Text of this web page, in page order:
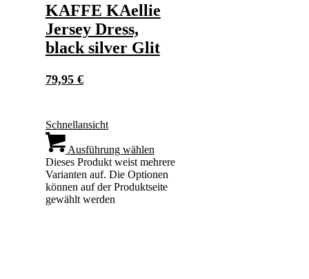
KAFFE KAellie
Jersey Dress,
black silver Glit
79,95 €
Schnellansicht
Ausführung wählen
Dieses Produkt weist mehrere
Varianten auf. Die Optionen
können auf der Produktseite
gewählt werden